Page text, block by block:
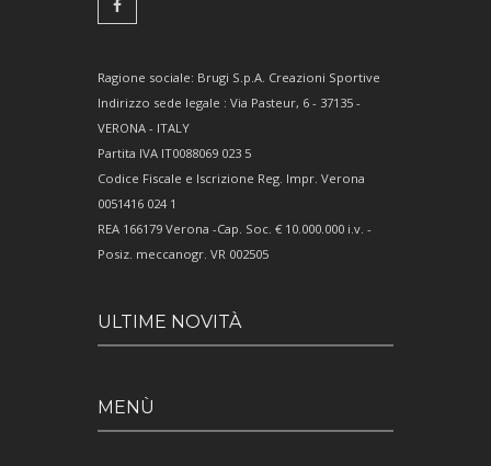
Ragione sociale: Brugi S.p.A. Creazioni Sportive
Indirizzo sede legale : Via Pasteur, 6 - 37135 -
VERONA - ITALY
Partita IVA IT0088069 023 5
Codice Fiscale e Iscrizione Reg. Impr. Verona
0051416 024 1
REA 166179 Verona -Cap. Soc. € 10.000.000 i.v. -
Posiz. meccanogr. VR 002505
ULTIME NOVITÀ
MENÙ